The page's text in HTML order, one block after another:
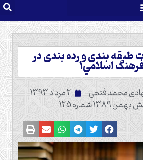
طبقه بندى و رده بندى در
اسلامي1
محمد فتحى 2 مرداد 1393
شماره 125